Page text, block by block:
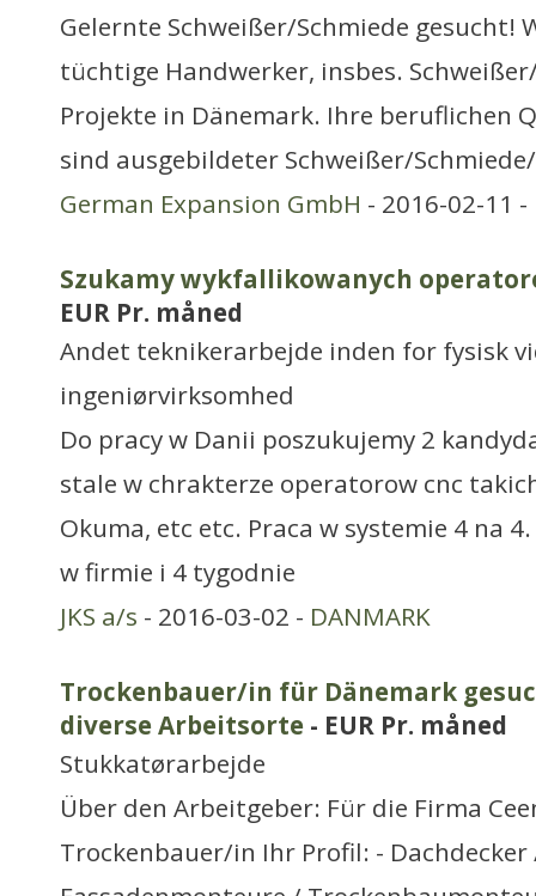
Gelernte Schweißer/Schmiede gesucht!
tüchtige Handwerker, insbes.
Projekte in Dänemark. Ihre beruflichen
sind ausgebildeter Schweißer/
German Expansion GmbH - 2016-02-11 -
Szukamy wykfallikowanych
EUR Pr. måned
Andet teknikerarbejde inden for fysisk
ingeniørvirksomhed
Do pracy w Danii poszukujemy 2
stale w chrakterze operatorow cnc
Okuma, etc etc. Praca w systemie 4 na
w firmie i 4 tygodnie
JKS a/s - 2016-03-02 - DANMARK
Trockenbauer/in für Dänemark
diverse Arbeitsorte - EUR Pr. måned
Stukkatørarbejde
Über den Arbeitgeber: Für die Firma
Trockenbauer/in Ihr Profil: -